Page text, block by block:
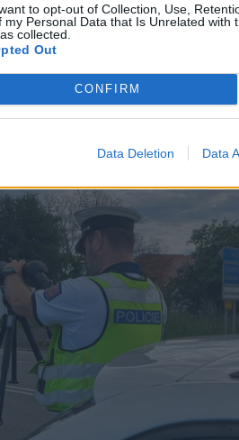
to opt-out of Collection, Use,
my Personal Data that Is Unrelated with
collected.
Out
CONFIRM
Data Deletion Data
Zaměřujeme se hlavně na
a zranitelné účastníky provozu,“
zkontrolovali policisté 160 řidičů,
poputují do správního řízení.